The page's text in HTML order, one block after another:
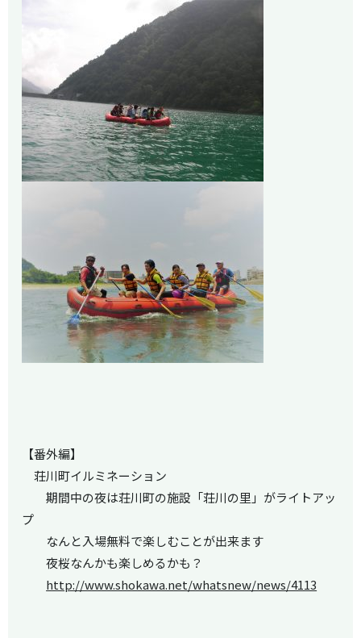
【番外編】
荘川町イルミネーション
期間中の夜は荘川町の施設「荘川の里」がライトアッ
プ
なんと入場無料で楽しむことが出来ます
夜桜なんかも楽しめるかも？
http://www.shokawa.net/whatsnew/news/4113